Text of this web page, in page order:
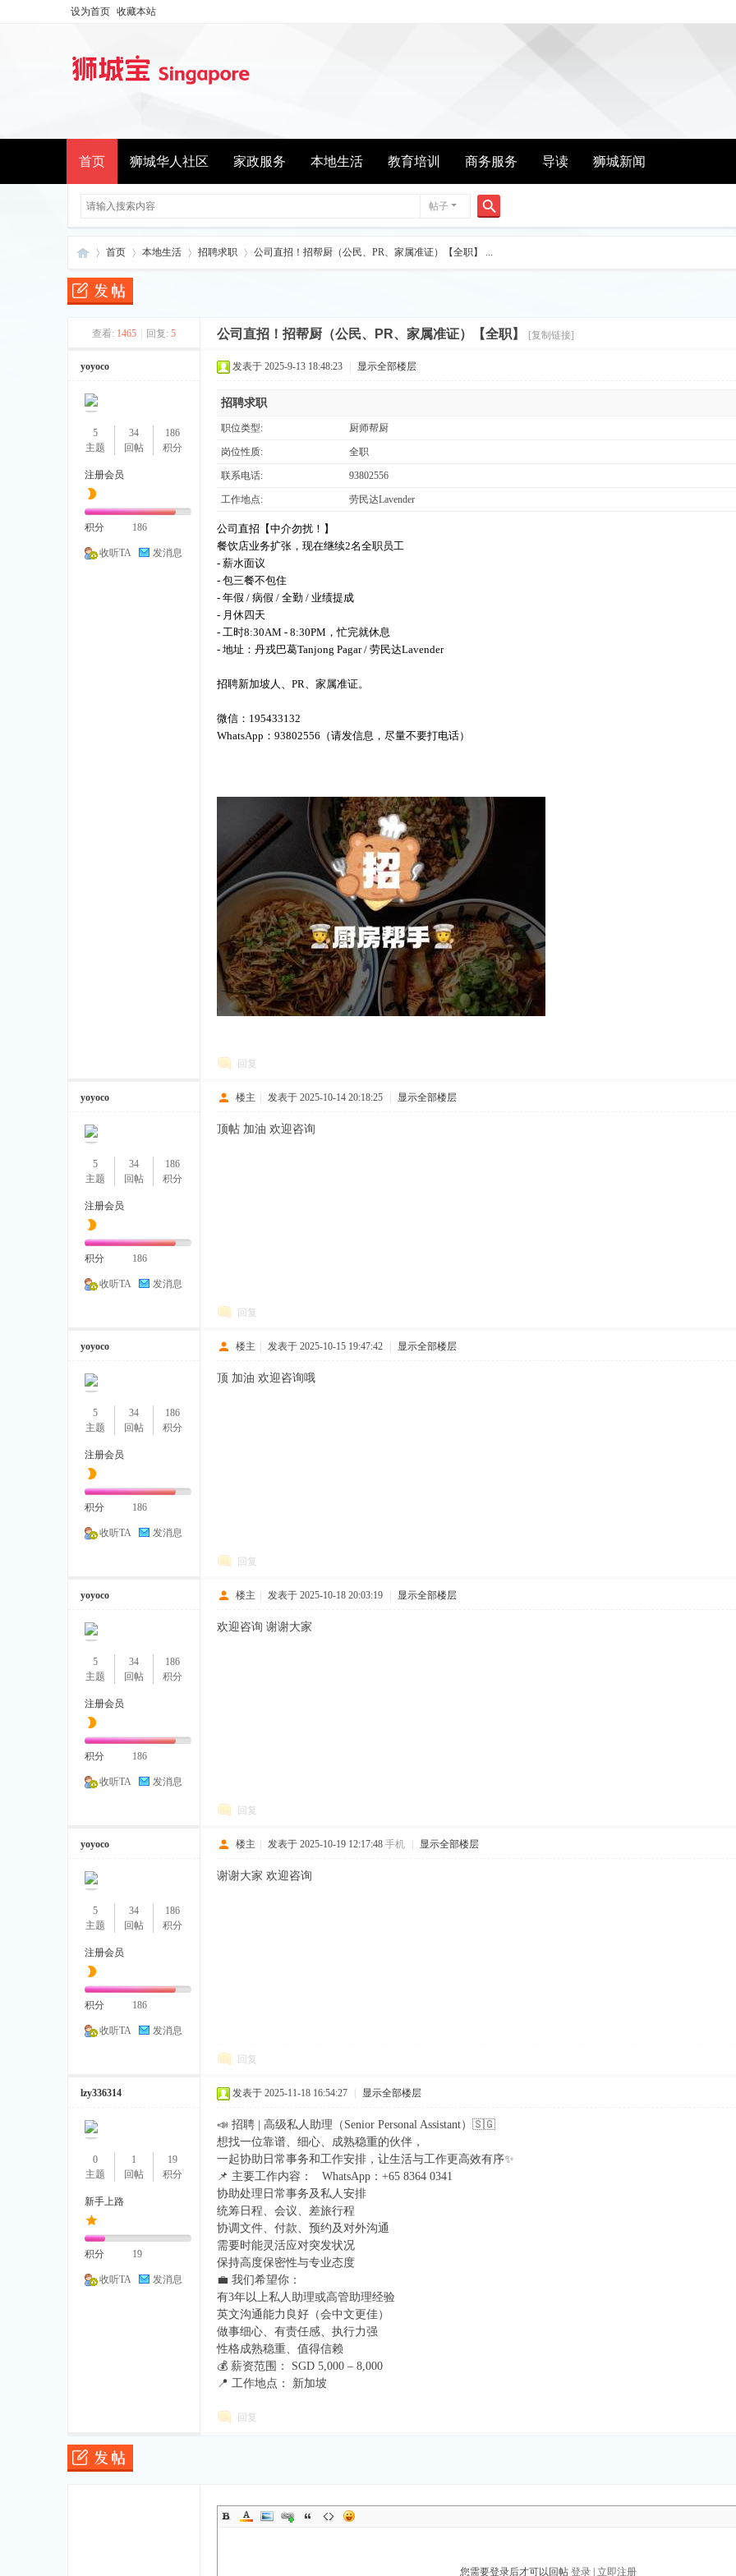
设为首页 收藏本站
首页 狮城华人社区 家政服务 本地生活 教育培训 商务服务 导读 狮城新闻
帖子
搜
索
宝
首页 本地生活 招聘求职 公司直招！招帮厨（公民、PR、家属准证）【全职】 ...
查看: 1465 回复: 5 公司直招！招帮厨（公民、PR、家属准证）【全职】 [复制链接]
yoyoco
5
主题
34
回帖
186
积分
注册会员
积分 186
收听TA 发消息
发表于 2025-9-13 18:48:23 显示全部楼层
招聘求职
职位类型: 厨师帮厨
岗位性质: 全职
联系电话: 93802556
工作地点: 劳民达Lavender
公司直招【中介勿扰！】
餐饮店业务扩张，现在继续2名全职员工
- 薪水面议
- 包三餐不包住
- 年假 / 病假 / 全勤 / 业绩提成
- 月休四天
- 工时8:30AM - 8:30PM，忙完就休息
- 地址：丹戎巴葛Tanjong Pagar / 劳民达Lavender
招聘新加坡人、PR、家属准证。
微信：195433132
WhatsApp：93802556（请发信息，尽量不要打电话）
回复
yoyoco
5
主题
34
回帖
186
积分
注册会员
积分 186
收听TA 发消息
楼主 发表于 2025-10-14 20:18:25 显示全部楼层
顶帖 加油 欢迎咨询
回复
yoyoco
5
主题
34
回帖
186
积分
注册会员
积分 186
收听TA 发消息
楼主 发表于 2025-10-15 19:47:42 显示全部楼层
顶 加油 欢迎咨询哦
回复
yoyoco
5
主题
34
回帖
186
积分
注册会员
积分 186
收听TA 发消息
楼主 发表于 2025-10-18 20:03:19 显示全部楼层
欢迎咨询 谢谢大家
回复
yoyoco
5
主题
34
回帖
186
积分
注册会员
积分 186
收听TA 发消息
楼主 发表于 2025-10-19 12:17:48 手机 显示全部楼层
谢谢大家 欢迎咨询
回复
lzy336314
0
主题
1
回帖
19
积分
新手上路
积分 19
收听TA 发消息
发表于 2025-11-18 16:54:27 显示全部楼层
📣 招聘 | 高级私人助理（Senior Personal Assistant）🇸🇬
想找一位靠谱、细心、成熟稳重的伙伴，
一起协助日常事务和工作安排，让生活与工作更高效有序✨
📌 主要工作内容： WhatsApp：+65 8364 0341
协助处理日常事务及私人安排
统筹日程、会议、差旅行程
协调文件、付款、预约及对外沟通
需要时能灵活应对突发状况
保持高度保密性与专业态度
💼 我们希望你：
有3年以上私人助理或高管助理经验
英文沟通能力良好（会中文更佳）
做事细心、有责任感、执行力强
性格成熟稳重、值得信赖
💰 薪资范围： SGD 5,000 – 8,000
📍 工作地点： 新加坡
回复
您需要登录后才可以回帖 登录 立即注册